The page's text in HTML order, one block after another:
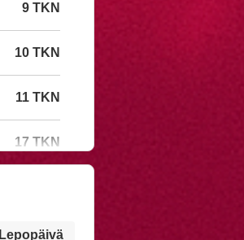
9 TKN
10 TKN
11 TKN
17 TKN
Lepopäivä